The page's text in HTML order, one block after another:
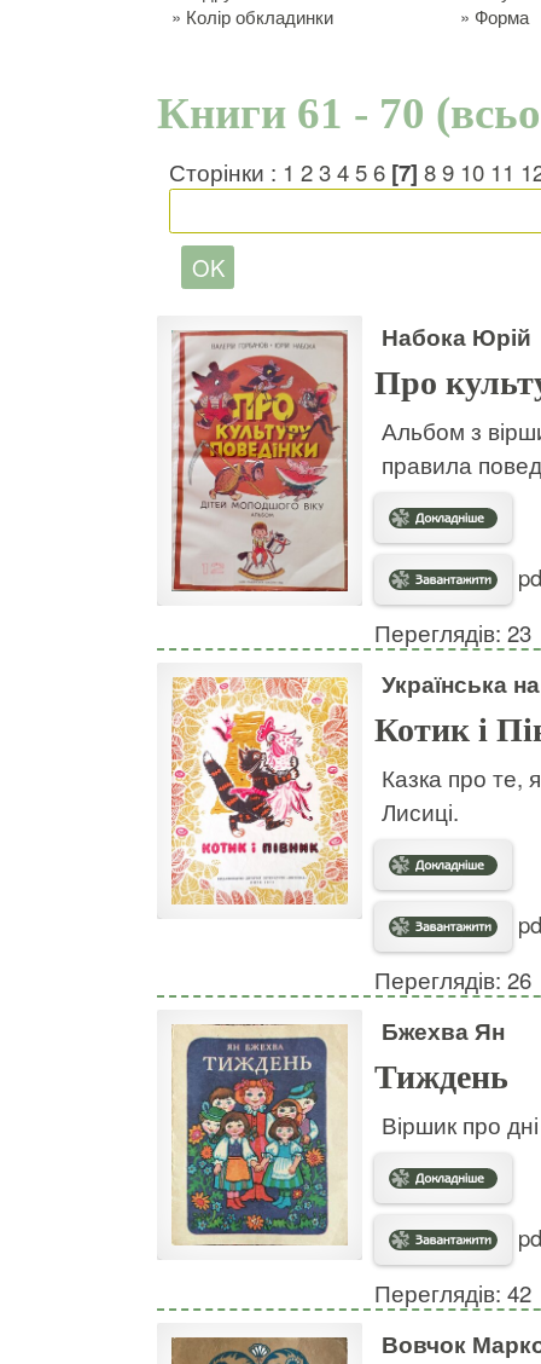
» Колір обкладинки » Форма
Книги 61 - 70
Сторінки : 1 23456 [7] 89 10 11
Набока Юрій
Про
Альбом з
правила
Переглядів: 23
Українська
Котик і
Казка про те,
Лисиці.
Переглядів: 26
Бжехва Ян
Тиждень
Віршик про
Переглядів: 42
Вовчок